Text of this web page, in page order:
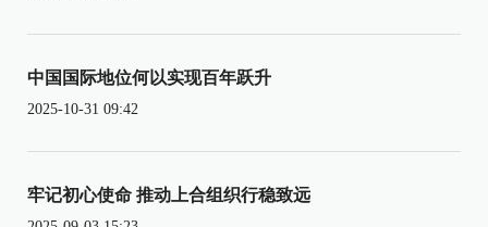
中国国际地位何以实现百年跃升
2025-10-31 09:42
牢记初心使命 推动上合组织行稳致远